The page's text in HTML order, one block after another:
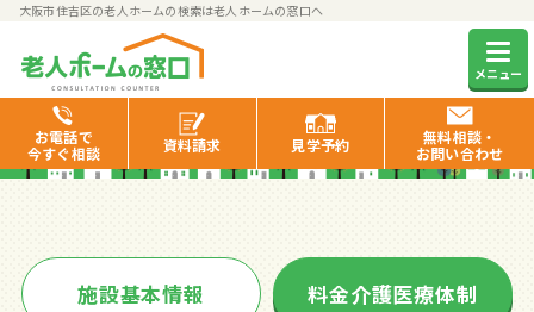
大阪市住吉区の老人ホームの検索は老人ホームの窓口へ
メニュー
お電話で
今すぐ相談
資料請求 見学予約
無料相談・
お問い合わせ
グレースヴィラ住吉
施設基本情報 料金介護医療体制